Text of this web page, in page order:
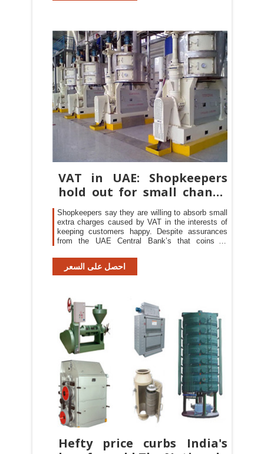
VAT in UAE: Shopkeepers
hold out for small change
The
Shopkeepers say they are willing to absorb small
extra charges caused by VAT in the interests of
keeping customers happy. Despite assurances
from the UAE Central Bank’s that coins of
احصل على السعر
Hefty price curbs India's